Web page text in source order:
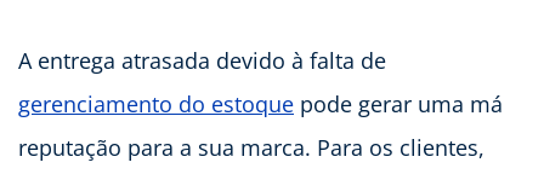
A entrega atrasada devido à falta de
gerenciamento do estoque pode gerar uma má
reputação para a sua marca. Para os clientes,